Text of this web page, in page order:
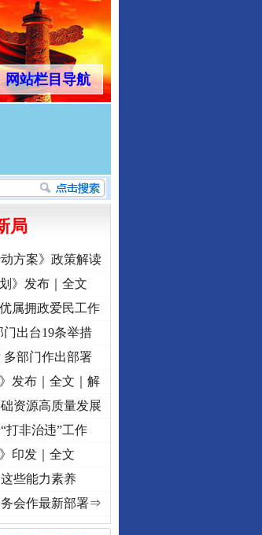
网站栏目导航
视频]牢记初心使命 奋进复兴征程丨红船起航处 潮起..
局
方案》政策解读
》发布｜全文
属拥政爱民工作
出台19条举措
部门作出部署
发布｜全文｜解
资源高质量发展
打非治违”工作
印发｜全文
些能力素养
会作最新部署⇒